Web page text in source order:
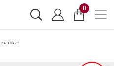
0
patike